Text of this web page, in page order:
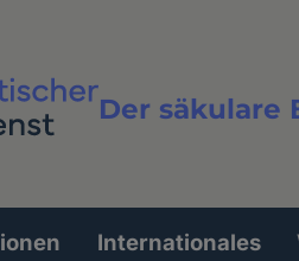
Der säkulare
Volltextsuche
Internationales